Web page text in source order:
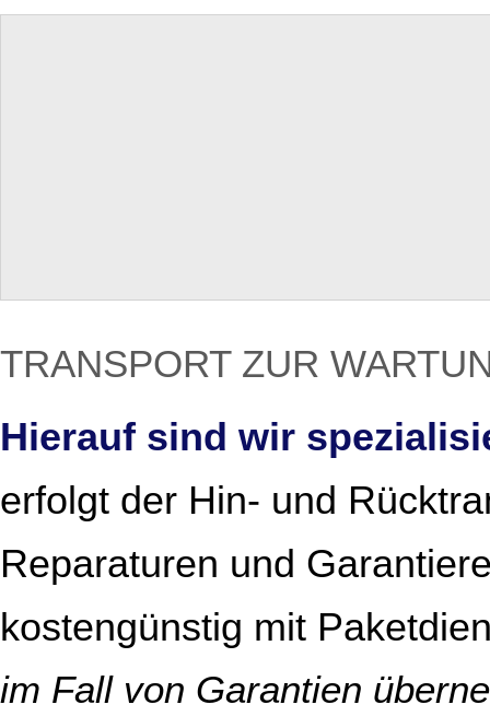
TRANSPORT ZUR
Hierauf sind wir
erfolgt der Hin- und
Reparaturen und
kostengünstig mit
im Fall von Garantien